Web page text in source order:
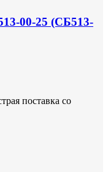
00-25 (СБ513-
поставка со